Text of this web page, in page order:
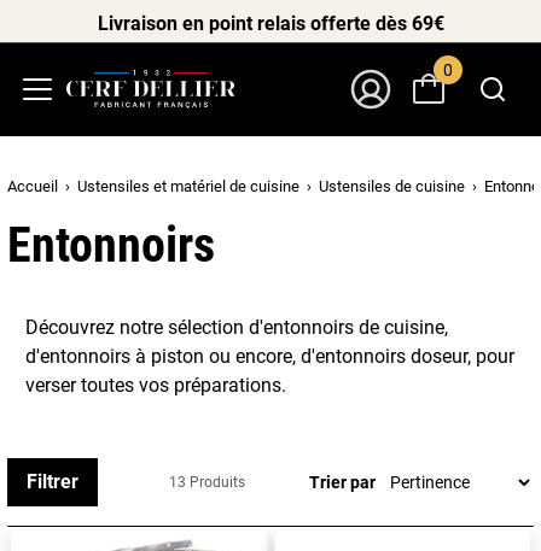
Livraison en point relais offerte dès 69€
0
Accueil Ustensiles et matériel de cuisine Ustensiles de cuisine
Entonnoirs
Découvrez notre sélection d'entonnoirs de cuisine,
d'entonnoirs à piston ou encore, d'entonnoirs doseur, pour
verser toutes vos préparations.
13 Produits
Filtrer Trier par